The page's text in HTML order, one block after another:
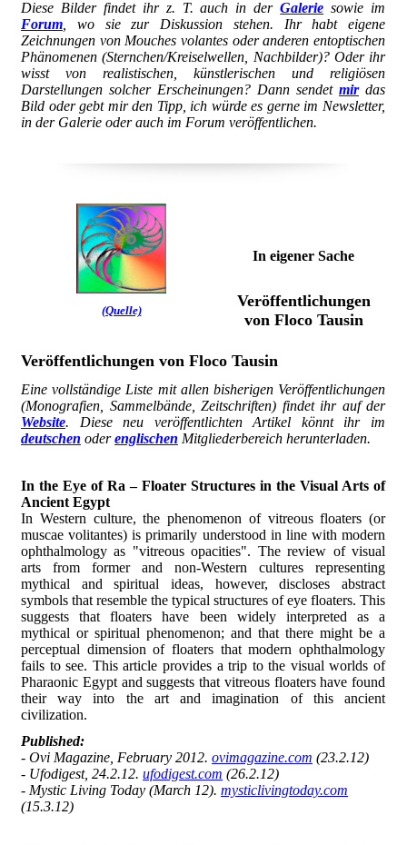
Diese Bilder findet ihr z. T. auch in derGalerie sowie im
Forum , wo sie zur Diskussion stehen. Ihr habt eigene
Zeichnungen von Mouches volantes oder anderen entoptischen
Phänomenen (Sternchen/Kreiselwellen, Nachbilder)? Oder ihr
wisst von realistischen, künstlerischen und religiösen
Darstellungen solcher Erscheinungen? Dann sendet mirdas
Bild oder gebt mir den Tipp, ich würde es gerne im Newsletter,
in der Galerie oder auch im Forum veröffentlichen.
(Quelle)
In eigener Sache
Veröffentlichungen
von Floco Tausin
Veröffentlichungen von Floco Tausin
Eine vollständige Liste mit allen bisherigen Veröffentlichungen
(Monografien, Sammelbände, Zeitschriften) findet ihr auf der
Website. Diese neu veröffentlichten Artikel könnt ihr im
deutschen oderenglischen Mitgliederbereich herunterladen.
In the Eye of Ra – Floater Structures in the Visual Arts of
Ancient Egypt
In Western culture, the phenomenon of vitreous floaters (or
muscae volitantes) is primarily understood in line with modern
ophthalmology as "vitreous opacities". The review of visual
arts from former and non-Western cultures representing
mythical and spiritual ideas, however, discloses abstract
symbols that resemble the typical structures of eye floaters. This
suggests that floaters have been widely interpreted as a
mythical or spiritual phenomenon; and that there might be a
perceptual dimension of floaters that modern ophthalmology
fails to see. This article provides a trip to the visual worlds of
Pharaonic Egypt and suggests that vitreous floaters have found
their way into the art and imagination of this ancient
civilization.
Published:
- Ovi Magazine, February 2012. ovimagazine.com (23.2.12)
- Ufodigest, 24.2.12. ufodigest.com (26.2.12)
- Mystic Living Today (March 12). mysticlivingtoday.com
(15.3.12)